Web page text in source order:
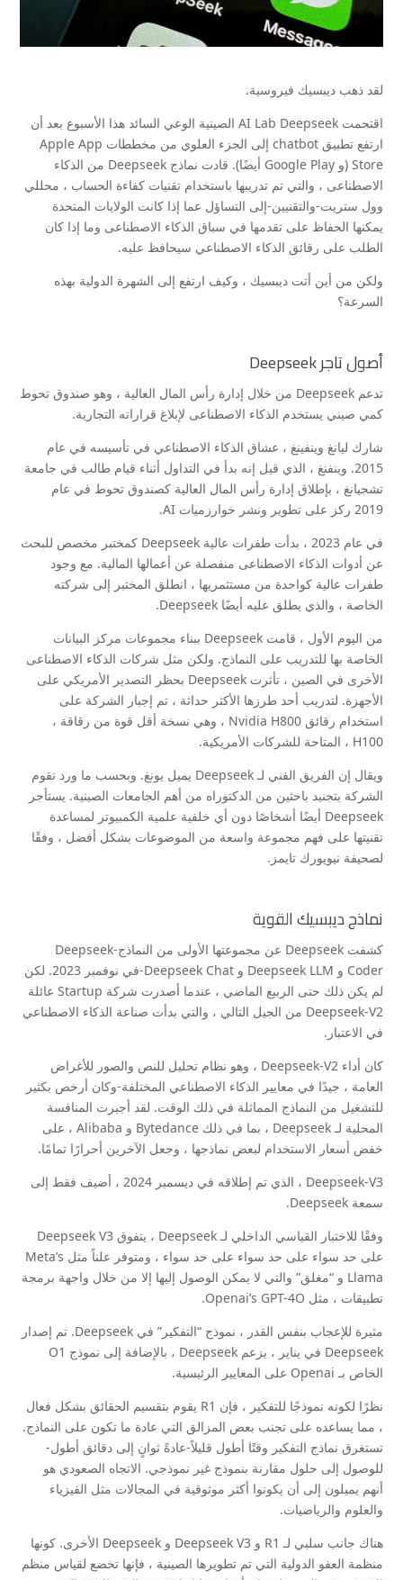
لقد ذهب ديبسيك فيروسية.
اقتحمت AI Lab Deepseek الصينية الوعي السائد هذا الأسبوع بعد أن
ارتفع تطبيق chatbot إلى الجزء العلوي من مخططات Apple App
Store (و Google Play أيضًا). قادت نماذج Deepseek من الذكاء
الاصطناعى ، والتي تم تدريبها باستخدام تقنيات كفاءة الحساب ، محللي
وول ستريت-والتقنيين-إلى التساؤل عما إذا كانت الولايات المتحدة
يمكنها الحفاظ على تقدمها في سباق الذكاء الاصطناعى وما إذا كان
الطلب على رقائق الذكاء الاصطناعي سيحافظ عليه.
ولكن من أين أتت ديبسيك ، وكيف ارتفع إلى الشهرة الدولية بهذه
السرعة؟
أصول تاجر Deepseek
تدعم Deepseek من خلال إدارة رأس المال العالية ، وهو صندوق تحوط
كمي صيني يستخدم الذكاء الاصطناعى لإبلاغ قراراته التجارية.
شارك ليانغ وينفينغ ، عشاق الذكاء الاصطناعي في تأسيسه في عام
2015. وينفنغ ، الذي قيل إنه بدأ في التداول أثناء قيام طالب في جامعة
تشجيانغ ، بإطلاق إدارة رأس المال العالية كصندوق تحوط في عام
2019 ركز على تطوير ونشر خوارزميات AI.
في عام 2023 ، بدأت طفرات عالية Deepseek كمختبر مخصص للبحث
عن أدوات الذكاء الاصطناعى منفصلة عن أعمالها المالية. مع وجود
طفرات عالية كواحدة من مستثمريها ، انطلق المختبر إلى شركته
الخاصة ، والذي يطلق عليه أيضًا Deepseek.
من اليوم الأول ، قامت Deepseek ببناء مجموعات مركز البيانات
الخاصة بها للتدريب على النماذج. ولكن مثل شركات الذكاء الاصطناعى
الأخرى في الصين ، تأثرت Deepseek بحظر التصدير الأمريكي على
الأجهزة. لتدريب أحد طرزها الأكثر حداثة ، تم إجبار الشركة على
استخدام رقائق Nvidia H800 ، وهي نسخة أقل قوة من رقاقة ،
H100 ، المتاحة للشركات الأمريكية.
ويقال إن الفريق الفني لـ Deepseek يميل يونغ. وبحسب ما ورد تقوم
الشركة بتجنيد باحثين من الدكتوراه من أهم الجامعات الصينية. يستأجر
Deepseek أيضًا أشخاصًا دون أي خلفية علمية الكمبيوتر لمساعدة
تقنيتها على فهم مجموعة واسعة من الموضوعات بشكل أفضل ، وفقًا
لصحيفة نيويورك تايمز.
نماذج ديبسيك القوية
كشفت Deepseek عن مجموعتها الأولى من النماذج-Deepseek
Coder و Deepseek LLM و Deepseek Chat-في نوفمبر 2023. لكن
لم يكن ذلك حتى الربيع الماضي ، عندما أصدرت شركة Startup عائلة
Deepseek-V2 من الجيل التالي ، والتي بدأت صناعة الذكاء الاصطناعي
في الاعتبار.
كان أداء Deepseek-V2 ، وهو نظام تحليل للنص والصور للأغراض
العامة ، جيدًا في معايير الذكاء الاصطناعي المختلفة-وكان أرخص بكثير
للتشغيل من النماذج المماثلة في ذلك الوقت. لقد أجبرت المنافسة
المحلية لـ Deepseek ، بما في ذلك Bytedance و Alibaba ، على
خفض أسعار الاستخدام لبعض نماذجها ، وجعل الآخرين أحرارًا تمامًا.
Deepseek-V3 ، الذي تم إطلاقه في ديسمبر 2024 ، أضيف فقط إلى
سمعة Deepseek.
وفقًا للاختبار القياسي الداخلي لـ Deepseek ، يتفوق Deepseek V3
على حد سواء على حد سواء على حد سواء ، ومتوفر علناً مثل Meta’s
Llama و “مغلق” والتي لا يمكن الوصول إليها إلا من خلال واجهة برمجة
تطبيقات ، مثل Openai’s GPT-4O.
مثيرة للإعجاب بنفس القدر ، نموذج “التفكير” في Deepseek. تم إصدار
Deepseek في يناير ، يزعم Deepseek ، بالإضافة إلى نموذج O1
الخاص بـ Openai على المعايير الرئيسية.
نظرًا لكونه نموذجًا للتفكير ، فإن R1 يقوم بتقسيم الحقائق بشكل فعال
، مما يساعده على تجنب بعض المزالق التي عادة ما تكون على النماذج.
تستغرق نماذج التفكير وقتًا أطول قليلاً-عادةً ثوانٍ إلى دقائق أطول-
للوصول إلى حلول مقارنة بنموذج غير نموذجي. الاتجاه الصعودي هو
أنهم يميلون إلى أن يكونوا أكثر موثوقية في المجالات مثل الفيزياء
والعلوم والرياضيات.
هناك جانب سلبي لـ R1 و Deepseek V3 و Deepseek الأخرى. كونها
منظمة العفو الدولية التي تم تطويرها الصينية ، فإنها تخضع لقياس منظم